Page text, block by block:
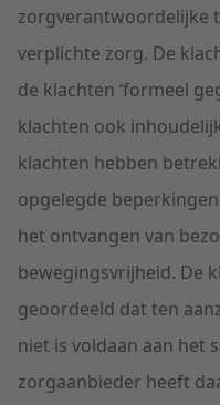
zorgverantwoordelijke
verplichte zorg. De
de klachten ‘formeel
klachten ook
klachten hebben
opgelegde
het ontvangen van
bewegingsvrijheid. De
geoordeeld dat ten
niet is voldaan aan het
zorgaanbieder heeft